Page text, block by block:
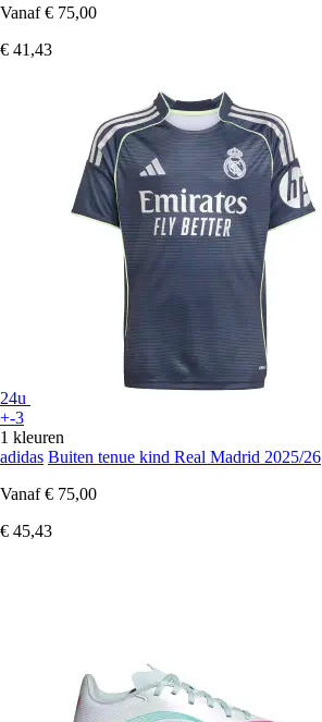
Vanaf € 75,00
€ 41,43
24u
+-3
1 kleuren
adidas Buiten tenue kind Real Madrid 2025/26
Vanaf € 75,00
€ 45,43